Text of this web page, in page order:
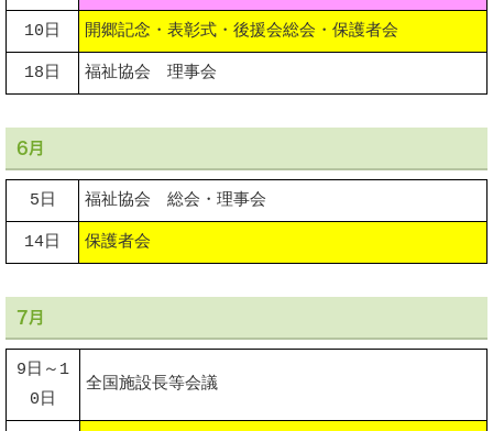
10日 開郷記念・表彰式・後援会総会・保護者会
18日 福祉協会 理事会
6月
5日 福祉協会 総会・理事会
14日 保護者会
7月
9日～1
0日
全国施設長等会議